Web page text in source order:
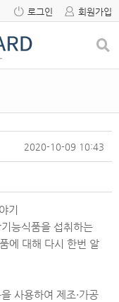
로그인 회원가입
2020-10-09 10:43
기
능식품을 섭취하는
에 대해 다시 한번 알
사용하여 제조·가공